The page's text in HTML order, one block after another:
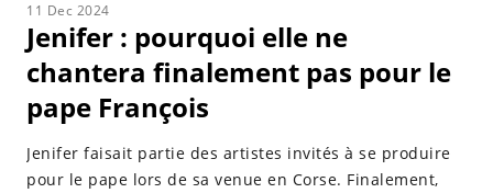
11 Dec 2024
Jenifer : pourquoi elle ne
chantera finalement pas pour le
pape François
Jenifer faisait partie des artistes invités à se produire
pour le pape lors de sa venue en Corse. Finalement,